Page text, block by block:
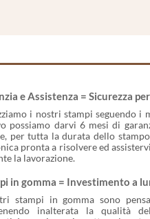
e Assistenza = Sicurezza
i nostri stampi seguendo
possiamo darvi 6 mesi di
per tutta la durata dello
pronta a risolvere ed
la lavorazione.
in gomma = Investimento a
stampi in gomma sono
inalterata la qualità